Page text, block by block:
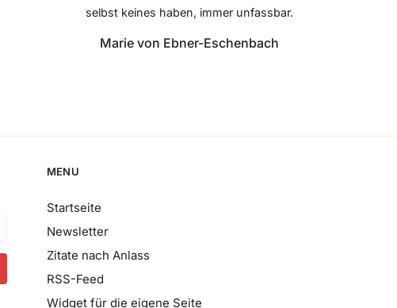
selbst keines haben, immer unfassbar.
Marie von Ebner-Eschenbach
MENU
Startseite
Newsletter
Zitate nach Anlass
RSS-Feed
Widget für die eigene Seite